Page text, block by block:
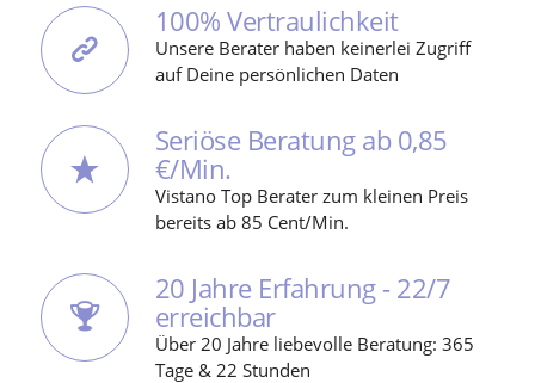
100% Vertraulichkeit
Unsere Berater haben keinerlei Zugriff
auf Deine persönlichen Daten
Seriöse Beratung ab 0,85
€/Min.
Vistano Top Berater zum kleinen Preis
bereits ab 85 Cent/Min.
20 Jahre Erfahrung - 22/7
erreichbar
Über 20 Jahre liebevolle Beratung: 365
Tage & 22 Stunden